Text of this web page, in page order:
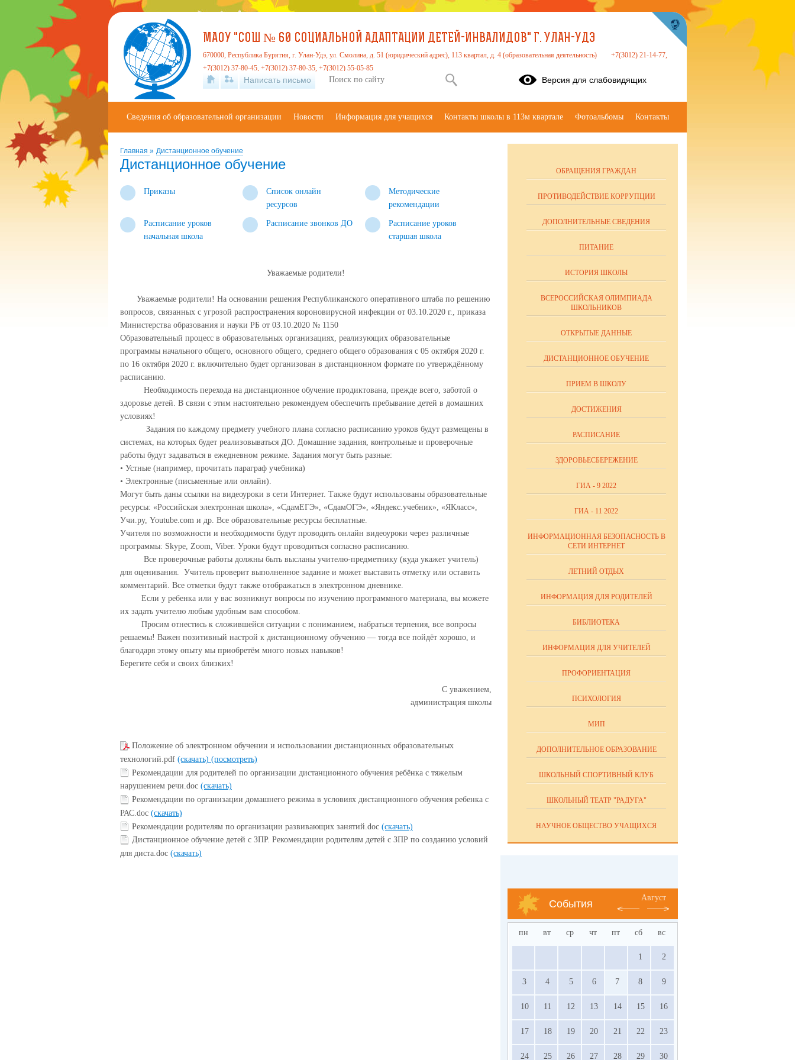
Главная » Дистанционное обучение
Дистанционное обучение
Приказы
Список онлайн
ресурсов
Методические
рекомендации
Расписание уроков
начальная школа
Расписание звонков ДО
Расписание уроков
старшая школа
Уважаемые родители!
Уважаемые родители! На основании решения Республиканского оперативного штаба по решению
вопросов, связанных с угрозой распространения короновирусной инфекции от 03.10.2020 г., приказа
Министерства образования и науки РБ от 03.10.2020 № 1150
Образовательный процесс в образовательных организациях, реализующих образовательные
программы начального общего, основного общего, среднего общего образования с 05 октября 2020 г.
по 16 октября 2020 г. включительно будет организован в дистанционном формате по утверждённому
расписанию.
Необходимость перехода на дистанционное обучение продиктована, прежде всего, заботой о
здоровье детей. В связи с этим настоятельно рекомендуем обеспечить пребывание детей в домашних
условиях!
Задания по каждому предмету учебного плана согласно расписанию уроков будут размещены в
системах, на которых будет реализовываться ДО. Домашние задания, контрольные и проверочные
работы будут задаваться в ежедневном режиме. Задания могут быть разные:
• Устные (например, прочитать параграф учебника)
• Электронные (письменные или онлайн).
Могут быть даны ссылки на видеоуроки в сети Интернет. Также будут использованы образовательные
ресурсы: «Российская электронная школа», «СдамЕГЭ», «СдамОГЭ», «Яндекс.учебник», «ЯКласс»,
Учи.ру, Youtube.com и др. Все образовательные ресурсы бесплатные.
Учителя по возможности и необходимости будут проводить онлайн видеоуроки через различные
программы: Skype, Zoom, Viber. Уроки будут проводиться согласно расписанию.
Все проверочные работы должны быть высланы учителю-предметнику (куда укажет учитель)
для оценивания. Учитель проверит выполненное задание и может выставить отметку или оставить
комментарий. Все отметки будут также отображаться в электронном дневнике.
Если у ребенка или у вас возникнут вопросы по изучению программного материала, вы можете
их задать учителю любым удобным вам способом.
Просим отнестись к сложившейся ситуации с пониманием, набраться терпения, все вопросы
решаемы! Важен позитивный настрой к дистанционному обучению — тогда все пойдёт хорошо, и
благодаря этому опыту мы приобретём много новых навыков!
Берегите себя и своих близких!
С уважением,
администрация школы
Положение об электронном обучении и использовании дистанционных образовательных
технологий.pdf (скачать) (посмотреть)
Рекомендации для родителей по организации дистанционного обучения ребёнка с тяжелым
нарушением речи.doc (скачать)
Рекомендации по организации домашнего режима в условиях дистанционного обучения ребенка с
РАС.doc (скачать)
Рекомендации родителям по организации развивающих занятий.doc (скачать)
Дистанционное обучение детей с ЗПР. Рекомендации родителям детей с ЗПР по созданию условий
для диста.doc (скачать)
ОБРАЩЕНИЯ ГРАЖДАН
ПРОТИВОДЕЙСТВИЕ КОРРУПЦИИ
ДОПОЛНИТЕЛЬНЫЕ СВЕДЕНИЯ
ПИТАНИЕ
ИСТОРИЯ ШКОЛЫ
ВСЕРОССИЙСКАЯ ОЛИМПИАДА
ШКОЛЬНИКОВ
ОТКРЫТЫЕ ДАННЫЕ
ДИСТАНЦИОННОЕ ОБУЧЕНИЕ
ПРИЕМ В ШКОЛУ
ДОСТИЖЕНИЯ
РАСПИСАНИЕ
ЗДОРОВЬЕСБЕРЕЖЕНИЕ
ГИА - 9 2022
ГИА - 11 2022
ИНФОРМАЦИОННАЯ БЕЗОПАСНОСТЬ В
СЕТИ ИНТЕРНЕТ
ЛЕТНИЙ ОТДЫХ
ИНФОРМАЦИЯ ДЛЯ РОДИТЕЛЕЙ
БИБЛИОТЕКА
ИНФОРМАЦИЯ ДЛЯ УЧИТЕЛЕЙ
ПРОФОРИЕНТАЦИЯ
ПСИХОЛОГИЯ
МИП
ДОПОЛНИТЕЛЬНОЕ ОБРАЗОВАНИЕ
ШКОЛЬНЫЙ СПОРТИВНЫЙ КЛУБ
ШКОЛЬНЫЙ ТЕАТР "РАДУГА"
НАУЧНОЕ ОБЩЕСТВО УЧАЩИХСЯ
События
Август
пн вт ср чт пт сб вс
1 2
3 4 5 6 7 8 9
10 11 12 13 14 15 16
17 18 19 20 21 22 23
24 25 26 27 28 29 30
МАОУ "СОШ № 60 СОЦИАЛЬНОЙ АДАПТАЦИИ ДЕТЕЙ-ИНВАЛИДОВ" Г. УЛАН-УДЭ
670000, Республика Бурятия, г. Улан-Удэ, ул. Смолина, д. 51 (юридический адрес), 113 квартал, д. 4 (образовательная деятельность)
+7(3012) 21-14-77,
+7(3012) 37-80-45, +7(3012) 37-80-35, +7(3012) 55-05-85
Написать письмо Версия для слабовидящих
Сведения об образовательной организации Новости Информация для учащихся Контакты школы в 113м квартале Фотоальбомы Контакты